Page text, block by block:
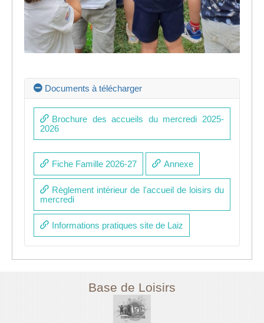
Documents à télécharger
Brochure des accueils du mercredi 2025-
2026
Fiche Famille 2026-27 Annexe
Règlement intérieur de l'accueil de loisirs du
mercredi
Informations pratiques site de Laiz
Base de Loisirs